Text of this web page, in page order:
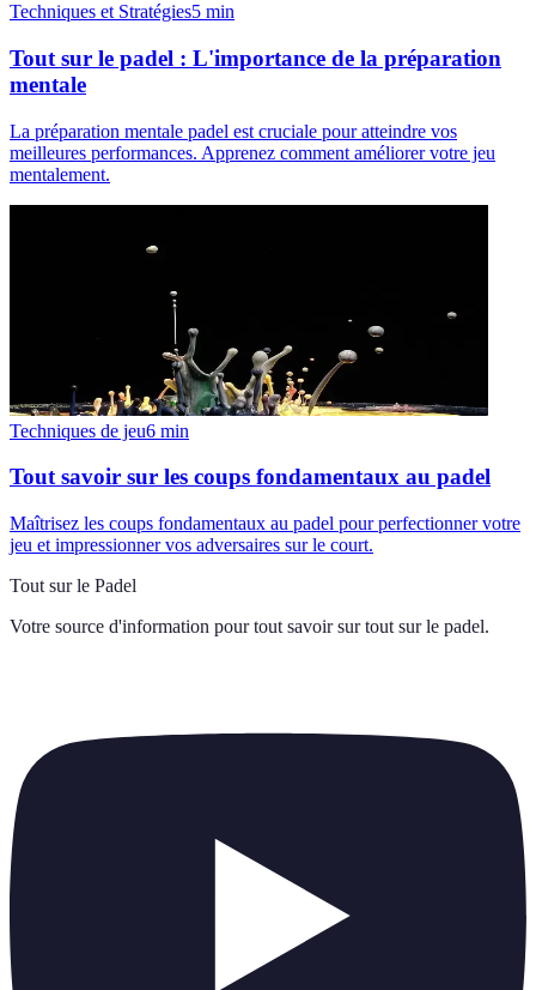
Techniques et Stratégies5 min
Tout sur le padel : L'importance de la préparation
mentale
La préparation mentale padel est cruciale pour atteindre vos
meilleures performances. Apprenez comment améliorer votre jeu
mentalement.
Techniques de jeu6 min
Tout savoir sur les coups fondamentaux au padel
Maîtrisez les coups fondamentaux au padel pour perfectionner votre
jeu et impressionner vos adversaires sur le court.
Tout sur le Padel
Votre source d'information pour tout savoir sur tout sur le padel.